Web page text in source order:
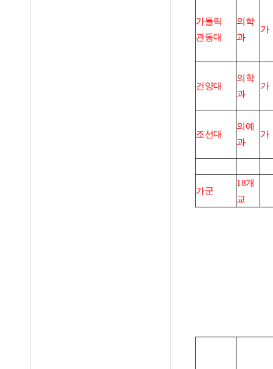
가톨릭
관동대
의학
과
가
건양대
의학
과
가
조선대
의예
과
가
가군
18개
교